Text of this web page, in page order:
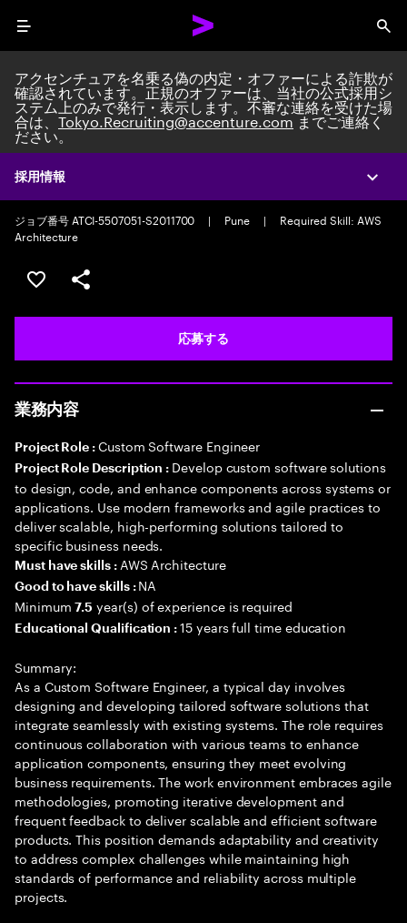
Menu
採用情報
アクセンチュアを名乗る偽の内定・オファーによる詐欺が
確認されています。正規のオファーは、当社の公式採用シ
ステム上のみで発行・表示します。不審な連絡を受けた場
合は、Tokyo.Recruiting@accenture.comまでご連絡く
ださい。
Custom Software Engineer
Packaged Application Development Associate Manager
Full time
ジョブ番号 ATCI-5507051-S2011700
| Pune |
Required Skill: AWS
Architecture
ポジションを保存する 【首都圏エリア】契約社員（給
シェア
応募する
業務内容
Project Role : Custom Software Engineer
Project Role Description : Develop custom software solutions
to design, code, and enhance components across systems or
applications. Use modern frameworks and agile practices to
deliver scalable, high-performing solutions tailored to
specific business needs.
Must have skills : AWS Architecture
Good to have skills : NA
Minimum7.5 year(s) of experience is required
Educational Qualification :15 years full time education
Summary:
As a Custom Software Engineer, a typical day involves
designing and developing tailored software solutions that
integrate seamlessly with existing systems. The role requires
continuous collaboration with various teams to enhance
application components, ensuring they meet evolving
business requirements. The work environment embraces agile
methodologies, promoting iterative development and
frequent feedback to deliver scalable and efficient software
products. This position demands adaptability and creativity
to address complex challenges while maintaining high
standards of performance and reliability across multiple
projects.